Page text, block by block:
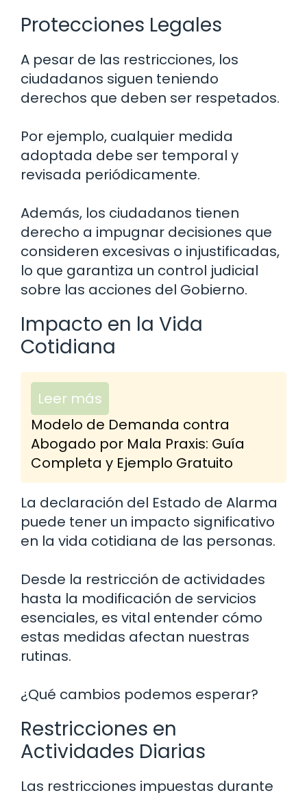
Protecciones Legales
A pesar de las restricciones, los
ciudadanos siguen teniendo
derechos que deben ser respetados.
Por ejemplo, cualquier medida
adoptada debe ser temporal y
revisada periódicamente.
Además, los ciudadanos tienen
derecho a impugnar decisiones que
consideren excesivas o injustificadas,
lo que garantiza un control judicial
sobre las acciones del Gobierno.
Impacto en la Vida
Cotidiana
Leer más
Modelo de Demanda contra
Abogado por Mala Praxis: Guía
Completa y Ejemplo Gratuito
La declaración del Estado de Alarma
puede tener un impacto significativo
en la vida cotidiana de las personas.
Desde la restricción de actividades
hasta la modificación de servicios
esenciales, es vital entender cómo
estas medidas afectan nuestras
rutinas.
¿Qué cambios podemos esperar?
Restricciones en
Actividades Diarias
Las restricciones impuestas durante